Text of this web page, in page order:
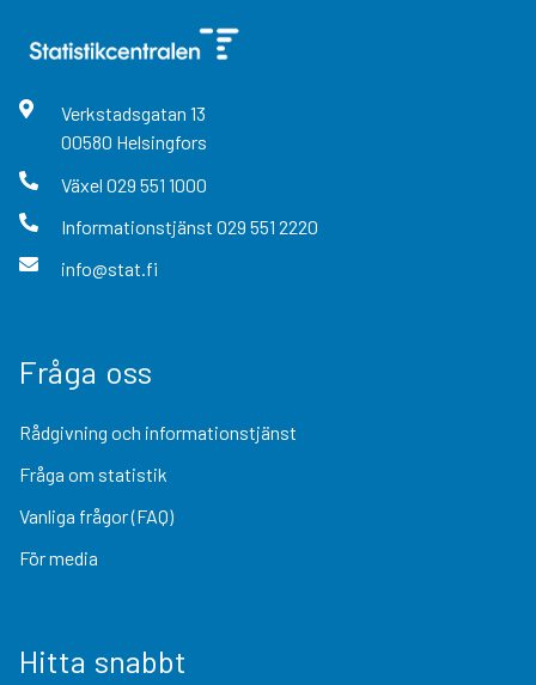
Verkstadsgatan 13
00580 Helsingfors
Växel 029 551 1000
Informationstjänst 029 551 2220
info@stat.fi
Fråga oss
Rådgivning och informationstjänst
Fråga om statistik
Vanliga frågor (FAQ)
För media
Hitta snabbt